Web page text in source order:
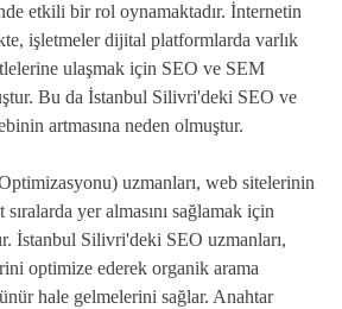
etkili bir rol oynamaktadır. İnternetin
işletmeler dijital platformlarda varlık
ulaşmak için SEO ve SEM
Bu da İstanbul Silivri'deki SEO ve
artmasına neden olmuştur.
uzmanları, web sitelerinin
yer almasını sağlamak için
İstanbul Silivri'deki SEO uzmanları,
optimize ederek organik arama
hale gelmelerini sağlar. Anahtar